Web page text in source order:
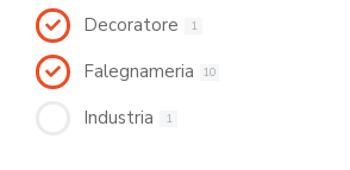
Decoratore 1
Falegnameria 10
Industria 1